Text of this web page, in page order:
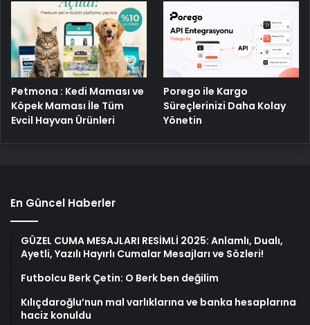
Petmona : Kedi Maması ve
Köpek Maması İle Tüm
Evcil Hayvan Ürünleri
Porego ile Kargo
Süreçlerinizi Daha Kolay
Yönetin
En Güncel Haberler
GÜZEL CUMA MESAJLARI RESİMLİ 2025: Anlamlı, Dualı,
Ayetli, Yazılı Hayırlı Cumalar Mesajları ve Sözleri!
Futbolcu Berk Çetin: O Berk ben değilim
Kılıçdaroğlu’nun mal varlıklarına ve banka hesaplarına
haciz konuldu